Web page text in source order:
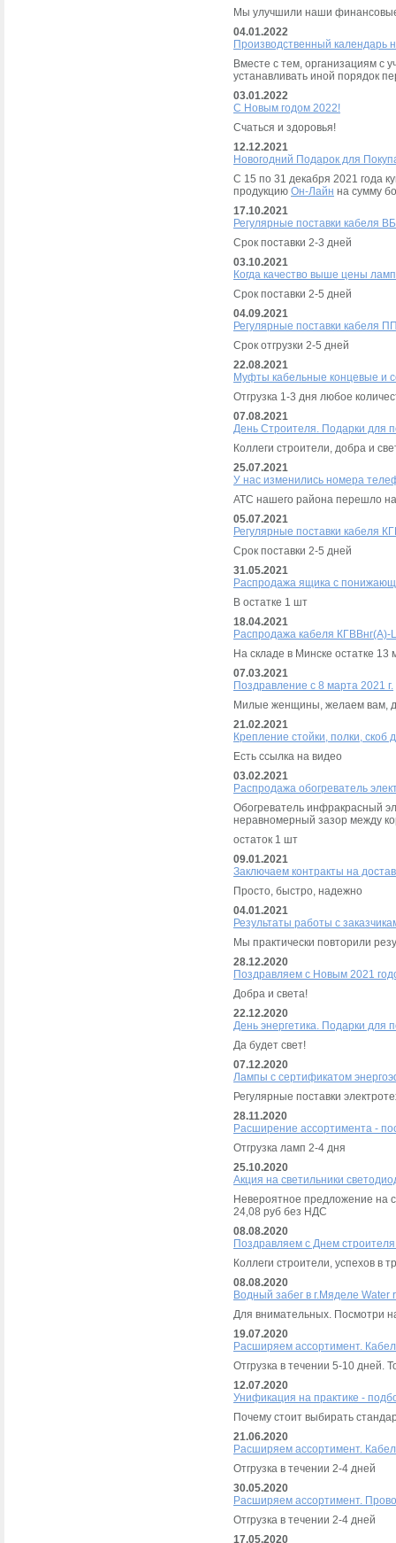
Мы улучшили наши
04.01.2022
Производственный календарь
Вместе с тем, организациям с
устанавливать иной порядок
03.01.2022
С Новым годом 2022!
Счаться и здоровья!
12.12.2021
Новогодний Подарок для
С 15 по 31 декабря 2021 года
продукцию Он-Лайн на сумму
17.10.2021
Регулярные поставки кабеля
Срок поставки 2-3 дней
03.10.2021
Когда качество выше цены
Срок поставки 2-5 дней
04.09.2021
Регулярные поставки кабеля
Срок отгрузки 2-5 дней
22.08.2021
Муфты кабельные концевые и
Отгрузка 1-3 дня любое
07.08.2021
День Строителя. Подарки для
Коллеги строители, добра и
25.07.2021
У нас изменились номера
АТС нашего района перешло
05.07.2021
Регулярные поставки кабеля
Срок поставки 2-5 дней
31.05.2021
Распродажа ящика с
В остатке 1 шт
18.04.2021
Распродажа кабеля КГВВнг(А)-
На складе в Минске остатке
07.03.2021
Поздравление с 8 марта 2021 г.
Милые женщины, желаем вам,
21.02.2021
Крепление стойки, полки,
Есть ссылка на видео
03.02.2021
Распродажа обогреватель
Обогреватель инфракрасный
неравномерный зазор между
остаток 1 шт
09.01.2021
Заключаем контракты на
Просто, быстро, надежно
04.01.2021
Результаты работы с
Мы практически повторили
28.12.2020
Поздравляем с Новым 2021
Добра и света!
22.12.2020
День энергетика. Подарки для
Да будет свет!
07.12.2020
Лампы с сертификатом
Регулярные поставки
28.11.2020
Расширение ассортимента -
Отгрузка ламп 2-4 дня
25.10.2020
Акция на светильники
Невероятное предложение на
24,08 руб без НДС
08.08.2020
Поздравляем с Днем
Коллеги строители, успехов в
08.08.2020
Водный забег в г.Мяделе Water
Для внимательных. Посмотри
19.07.2020
Расширяем ассортимент.
Отгрузка в течении 5-10 дней.
12.07.2020
Унификация на практике -
Почему стоит выбирать
21.06.2020
Расширяем ассортимент.
Отгрузка в течении 2-4 дней
30.05.2020
Расширяем ассортимент.
Отгрузка в течении 2-4 дней
17.05.2020